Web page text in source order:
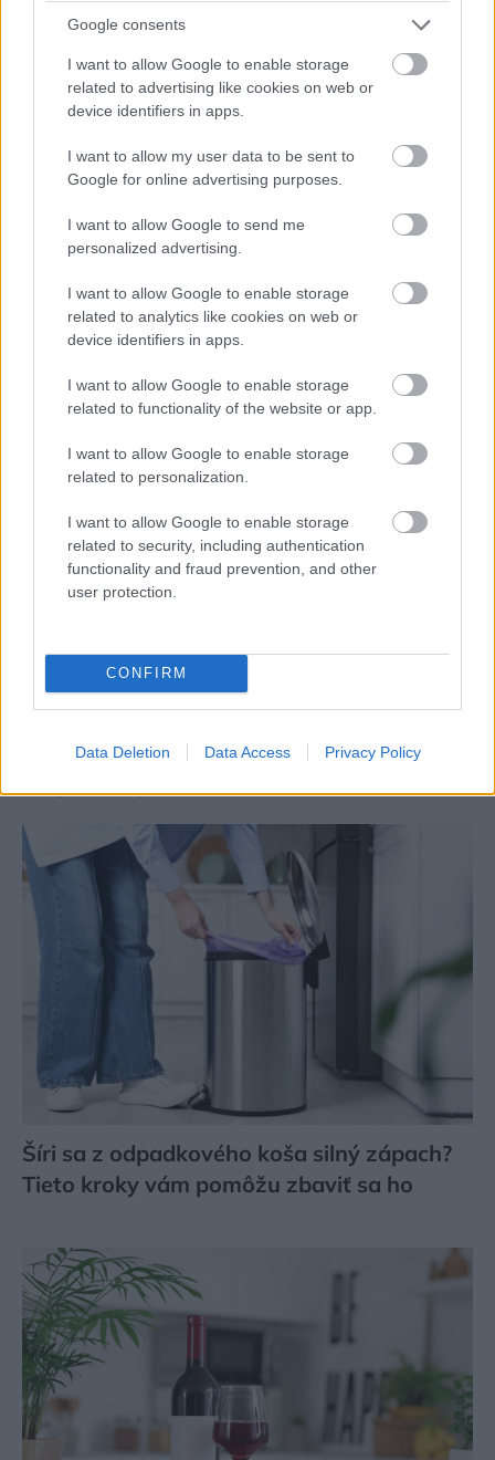
Google consents
I want to allow Google to enable storage
related to advertising like cookies on web or
device identifiers in apps.
I want to allow my user data to be sent to
Google for online advertising purposes.
I want to allow Google to send me
personalized advertising.
I want to allow Google to enable storage
related to analytics like cookies on web or
device identifiers in apps.
I want to allow Google to enable storage
related to functionality of the website or app.
I want to allow Google to enable storage
related to personalization.
I want to allow Google to enable storage
related to security, including authentication
functionality and fraud prevention, and other
user protection.
CONFIRM
Data Deletion Data Access Privacy Policy
Kategória: Bývanie Relax
Tagy: bio zdravie
Zdieľať článok
Pozrite si viac
podľa seba. Majú perfektné bývanie pre
Šíri sa z odpadkového koša silný zápach?
Tieto kroky vám pomôžu zbaviť sa ho